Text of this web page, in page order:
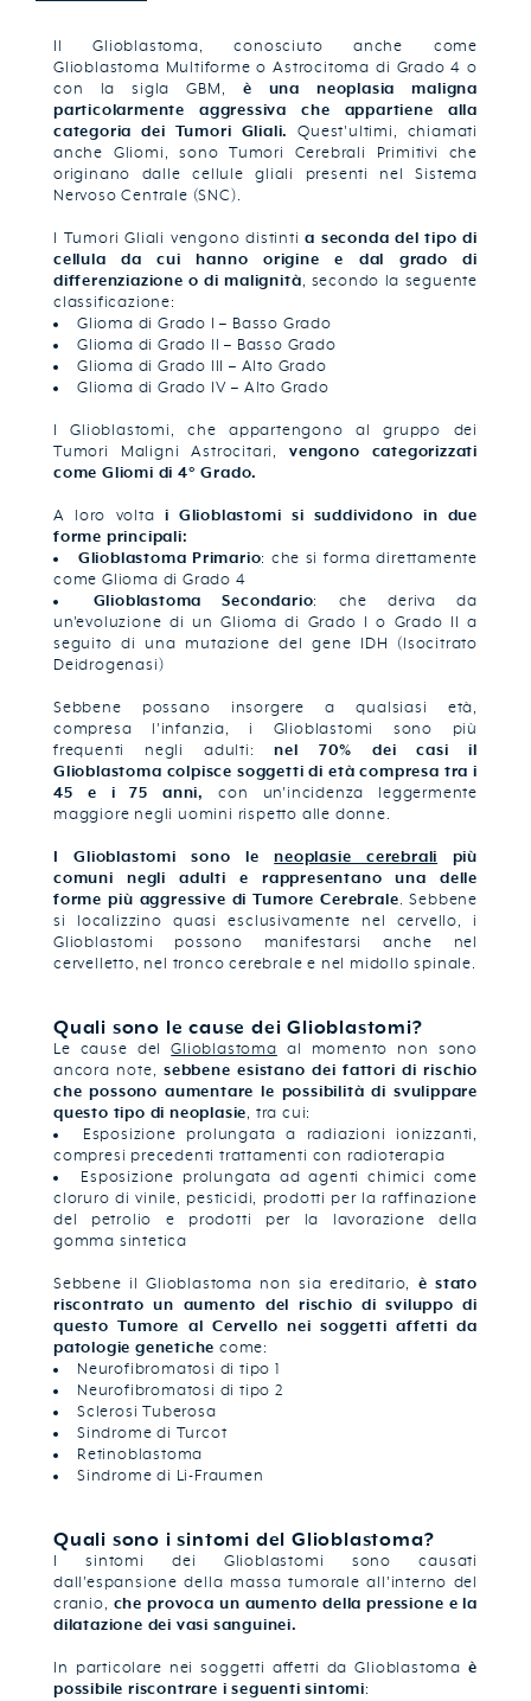
Il Glioblastoma, conosciuto anche come
Glioblastoma Multiforme o Astrocitoma di Grado 4 o
con la sigla GBM,
è una neoplasia maligna
particolarmente aggressiva che appartiene alla
categoria dei Tumori Gliali.
Quest'ultimi, chiamati
anche Gliomi, sono Tumori Cerebrali Primitivi che
originano dalle cellule gliali presenti nel Sistema
Nervoso Centrale (SNC).
I Tumori Gliali vengono distinti a seconda del tipo di
cellula da cui hanno origine e dal grado di
differenziazione o di malignità, secondo la seguente
classificazione:
Glioma di Grado I – Basso Grado
Glioma di Grado II – Basso Grado
Glioma di Grado III – Alto Grado
Glioma di Grado IV – Alto Grado
I Glioblastomi, che appartengono al gruppo dei
Tumori Maligni Astrocitari, vengono categorizzati
come Gliomi di 4° Grado.
A loro volta i Glioblastomi si suddividono in due
forme principali:
Glioblastoma Primario: che si forma direttamente
come Glioma di Grado 4
Glioblastoma Secondario: che deriva da
un'evoluzione di un Glioma di Grado I o Grado II a
seguito di una mutazione del gene IDH (Isocitrato
Deidrogenasi)
Sebbene possano insorgere a qualsiasi età,
compresa l'infanzia, i Glioblastomi sono più
frequenti negli adulti:nel 70% dei casi il
Glioblastoma colpisce soggetti di età compresa tra i
45 e i 75 anni,
con un'incidenza leggermente
maggiore negli uomini rispetto alle donne.
I Glioblastomi sono leneoplasie cerebrali più
comuni negli adulti e rappresentano una delle
forme più aggressive di Tumore Cerebrale. Sebbene
si localizzino quasi esclusivamente nel cervello, i
Glioblastomi possono manifestarsi anche nel
cervelletto, nel tronco cerebrale e nel midollo spinale.
Quali sono le cause dei Glioblastomi?
Le cause delGlioblastoma al momento non sono
ancora note, sebbene esistano dei fattori di rischio
che possono aumentare le possibilità di svulippare
questo tipo di neoplasie, tra cui:
Esposizione prolungata a radiazioni ionizzanti,
compresi precedenti trattamenti con radioterapia
Esposizione prolungata ad agenti chimici come
cloruro di vinile, pesticidi, prodotti per la raffinazione
del petrolio e prodotti per la lavorazione della
gomma sintetica
Sebbene il Glioblastoma non sia ereditario, è stato
riscontrato un aumento del rischio di sviluppo di
questo Tumore al Cervello nei soggetti affetti da
patologie genetichecome:
Neurofibromatosi di tipo 1
Neurofibromatosi di tipo 2
Sclerosi Tuberosa
Sindrome di Turcot
Retinoblastoma
Sindrome di Li-Fraumen
Quali sono i sintomi del Glioblastoma?
I sintomi dei Glioblastomi sono causati
dall'espansione della massa tumorale all'interno del
cranio, che provoca un aumento della pressione e la
dilatazione dei vasi sanguinei.
In particolare nei soggetti affetti da Glioblastoma è
possibile riscontrare i seguenti sintomi: